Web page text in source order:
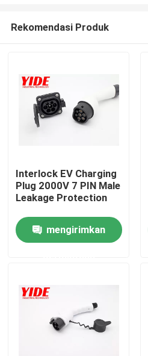
Rumah
Kontak
Rekomendasi Produk
Interlock EV Charging
Plug 2000V 7 PIN Male
Leakage Protection
mengirimkan